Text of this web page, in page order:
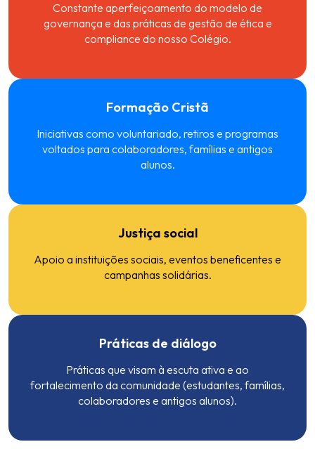
Constante aperfeiçoamento do modelo de
governança e das práticas de gestão de ética e
compliance do nosso Colégio.
Formação Cristã
Iniciativas como voluntariado, retiros e programas
voltados para colaboradores, famílias e antigos
alunos.
Justiça social
Apoio a instituições sociais, eventos beneficentes e
campanhas solidárias.
Práticas de diálogo
Práticas que visam à escuta ativa e ao
fortalecimento da comunidade (estudantes, famílias,
colaboradores e antigos alunos).